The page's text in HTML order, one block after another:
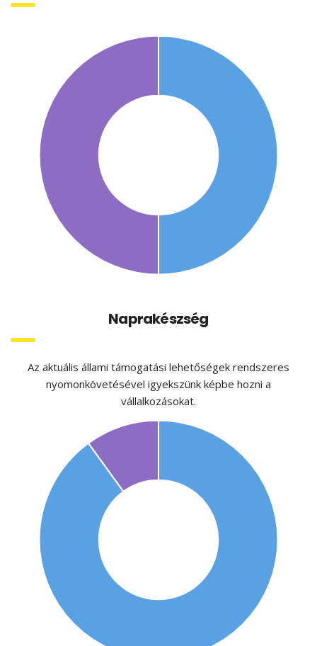
Naprakészség
Az aktuális állami támogatási lehetőségek rendszeres
nyomonkövetésével igyekszünk képbe hozni a
vállalkozásokat.